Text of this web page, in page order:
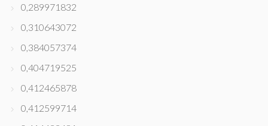
0,289971832
0,310643072
0,384057374
0,404719525
0,412465878
0,412599714